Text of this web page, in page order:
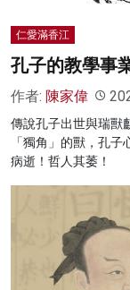
仁愛滿香江
孔子的教學事
作者: 陳家偉
傳說孔子出世與瑞獸
「獨角」的獸，孔
病逝！哲人其萎！